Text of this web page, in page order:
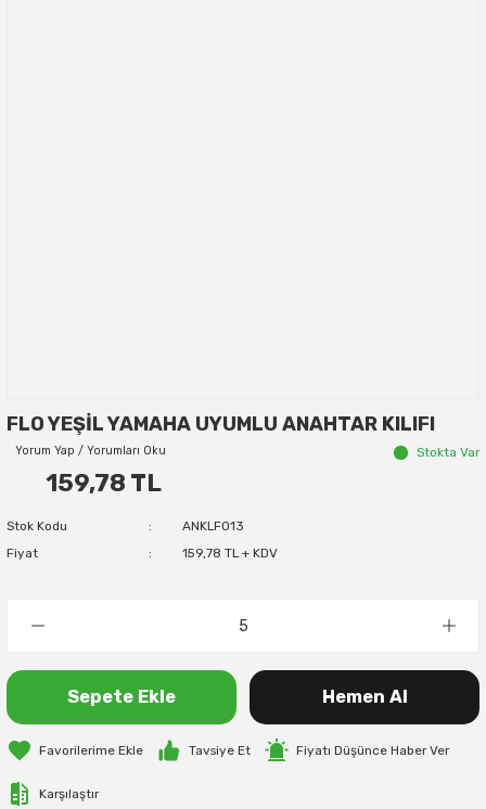
FLO YEŞİL YAMAHA UYUMLU ANAHTAR KILIFI
Yorum Yap / Yorumları Oku Stokta Var
159,78 TL
Stok Kodu
ANKLF013
Fiyat
159,78 TL + KDV
Sepete Ekle Hemen Al
Tavsiye Et Fiyatı Düşünce Haber Ver
Karşılaştır